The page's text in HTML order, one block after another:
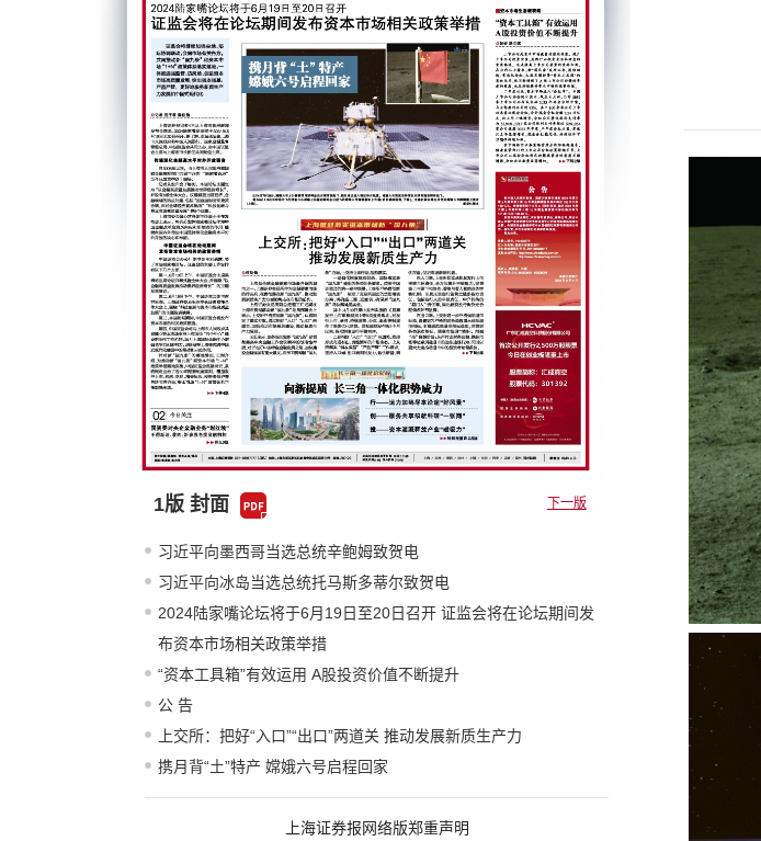
1版 封面 下一版
习近平向墨西哥当选总统辛鲍姆致贺电
习近平向冰岛当选总统托马斯多蒂尔致贺电
2024陆家嘴论坛将于6月19日至20日召开 证监会将在论坛期间发
布资本市场相关政策举措
“资本工具箱”有效运用 A股投资价值不断提升
公 告
上交所：把好“入口”“出口”两道关 推动发展新质生产力
携月背“土”特产 嫦娥六号启程回家
上海证券报网络版郑重声明